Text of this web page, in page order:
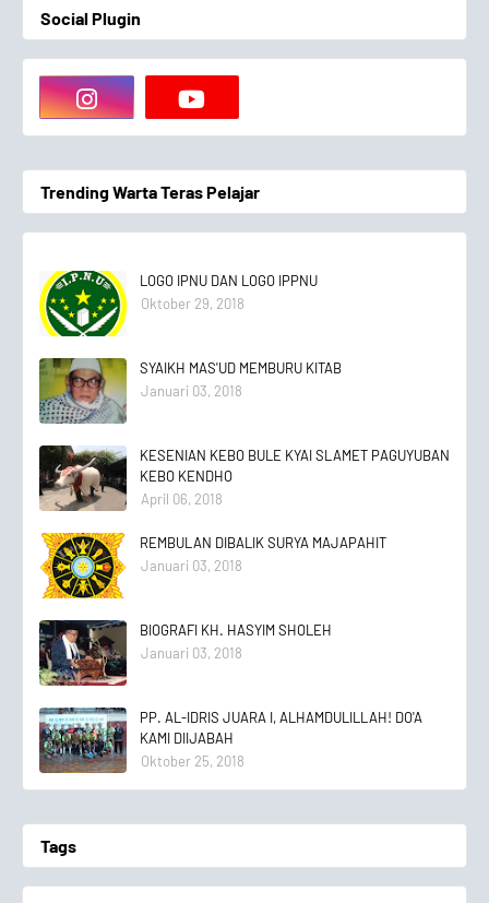
Social Plugin
Trending Warta Teras Pelajar
LOGO IPNU DAN LOGO IPPNU
Oktober 29, 2018
SYAIKH MAS'UD MEMBURU KITAB
Januari 03, 2018
KESENIAN KEBO BULE KYAI SLAMET PAGUYUBAN
KEBO KENDHO
April 06, 2018
REMBULAN DIBALIK SURYA MAJAPAHIT
Januari 03, 2018
BIOGRAFI KH. HASYIM SHOLEH
Januari 03, 2018
PP. AL-IDRIS JUARA I, ALHAMDULILLAH! DO'A
KAMI DIIJABAH
Oktober 25, 2018
Tags